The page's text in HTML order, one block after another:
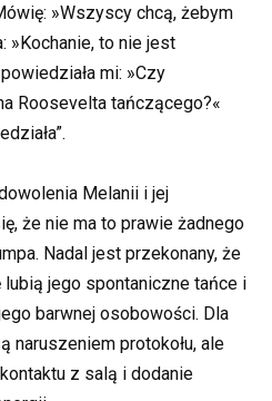
»Wszyscy chcą, żebym
»Kochanie, to nie jest
mi: »Czy
Roosevelta tańczącego?«
Melanii i jej
że nie ma to prawie żadnego
Nadal jest przekonany, że
jego spontaniczne tańce i
barwnej osobowości. Dla
naruszeniem protokołu, ale
z salą i dodanie